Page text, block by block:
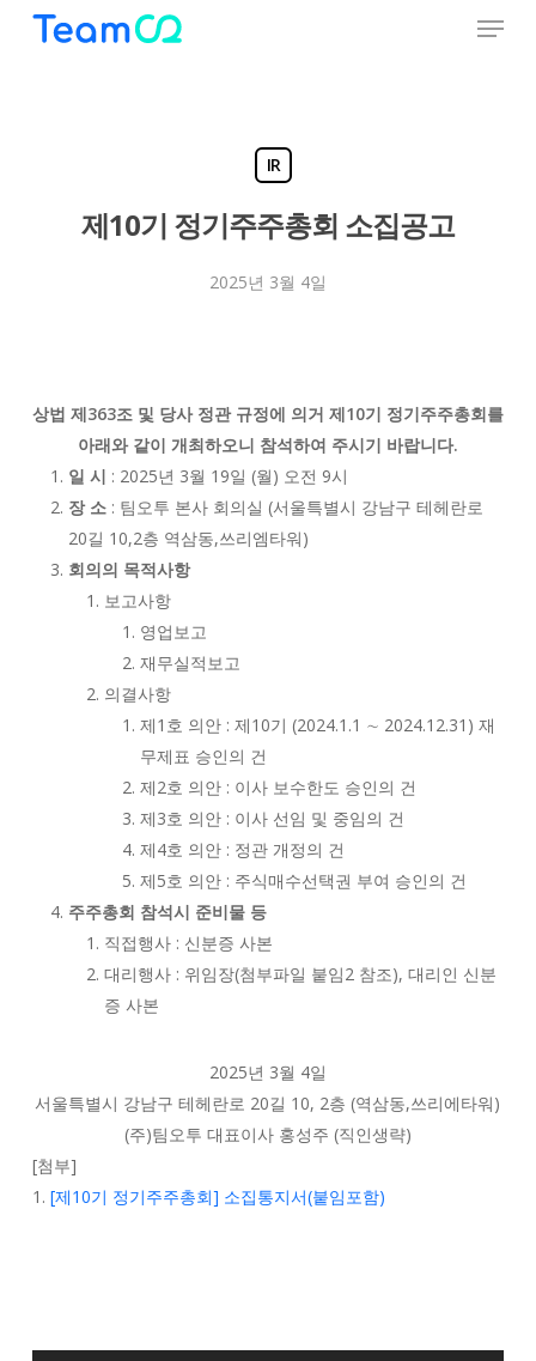
Menu
IR
제10기 정기주주총회 소집공고
2025년 3월 4일
상법 제363조 및 당사 정관 규정에 의거 제10기 정기주주총회를
아래와 같이 개최하오니 참석하여 주시기 바랍니다.
일 시 : 2025년 3월 19일 (월) 오전 9시
장 소: 팀오투 본사 회의실 (서울특별시 강남구 테헤란로
20길 10,2층 역삼동,쓰리엠타워)
회의의 목적사항
보고사항
영업보고
재무실적보고
의결사항
제1호 의안 : 제10기 (2024.1.1 ∼ 2024.12.31) 재
무제표 승인의 건
제2호 의안 : 이사 보수한도 승인의 건
제3호 의안 : 이사 선임 및 중임의 건
제4호 의안 : 정관 개정의 건
제5호 의안 : 주식매수선택권 부여 승인의 건
주주총회 참석시 준비물 등
직접행사 : 신분증 사본
대리행사 : 위임장(첨부파일 붙임2 참조), 대리인 신분
증 사본
2025년 3월 4일
서울특별시 강남구 테헤란로 20길 10, 2층 (역삼동,쓰리에타워)
(주)팀오투 대표이사 홍성주 (직인생략)
[첨부]
1. [제10기 정기주주총회] 소집통지서(붙임포함)